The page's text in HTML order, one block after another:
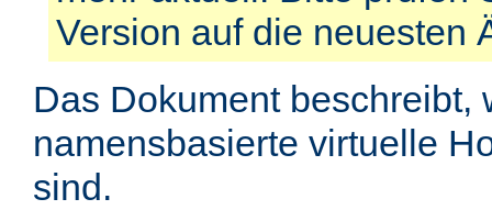
Version auf die neuesten
Das Dokument beschreibt,
namensbasierte virtuelle
sind.